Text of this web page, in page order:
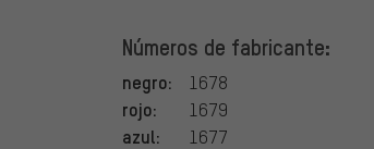
Números de fabricante:
negro: 1678
rojo: 1679
azul: 1677